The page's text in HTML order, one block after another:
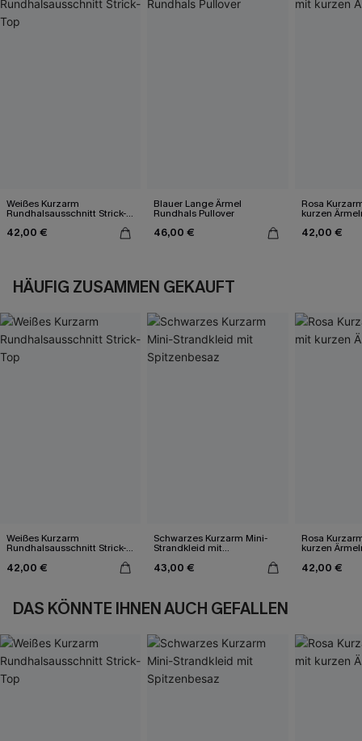
Weißes Kurzarm
Rundhalsausschnitt Strick-
42,00 €
Blauer Lange Ärmel
Rundhals Pullover
46,00 €
Rosa
kurzen
42,00 €
HÄUFIG ZUSAMMEN GEKAUFT
Weißes Kurzarm
Rundhalsausschnitt Strick-
42,00 €
Schwarzes Kurzarm Mini-
Strandkleid mit
43,00 €
Rosa
kurzen
42,00 €
DAS KÖNNTE IHNEN AUCH GEFALLEN